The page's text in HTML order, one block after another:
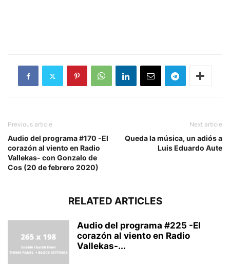
Previous article
Audio del programa #170 -El
corazón al viento en Radio
Vallekas- con Gonzalo de
Cos (20 de febrero 2020)
Next article
Queda la música, un adiós a
Luis Eduardo Aute
RELATED ARTICLES
Audio del programa #225 -El
corazón al viento en Radio
Vallekas-...